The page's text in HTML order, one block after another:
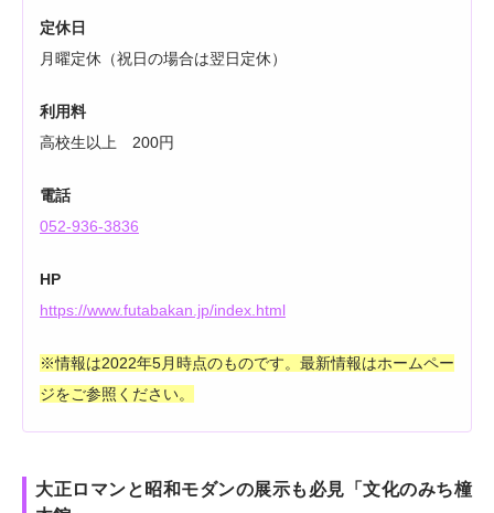
定休日
月曜定休（祝日の場合は翌日定休）
利用料
高校生以上 200円
電話
052-936-3836
HP
https://www.futabakan.jp/index.html
※情報は2022年5月時点のものです。最新情報はホームペー
ジをご参照ください。
大正ロマンと昭和モダンの展示も必見「文化のみち橦